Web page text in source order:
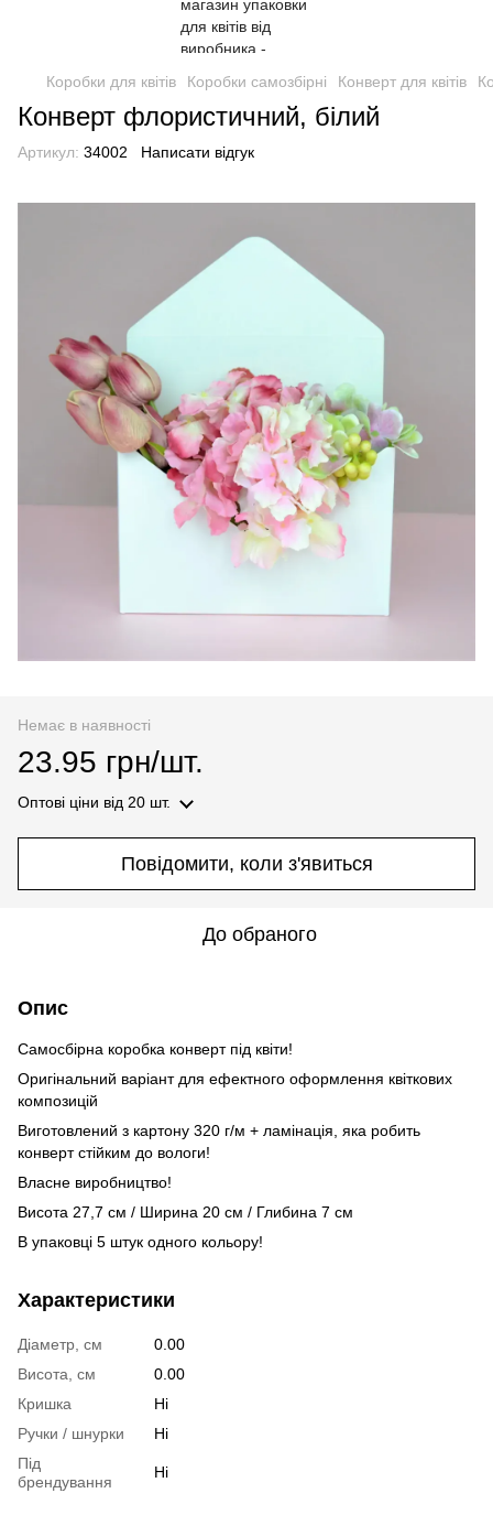
Коробки для квітів Коробки самозбірні Конверт для квітів
Конверт флористичний, білий
Артикул: 34002 Написати відгук
Немає в наявності
23.95 грн/шт.
Оптові ціни від 20 шт.
Повідомити, коли з'явиться
До обраного
Опис
Самосбірна коробка конверт під квіти!
Оригінальний варіант для ефектного оформлення квіткових
композицій
Виготовлений з картону 320 г/м + ламінація, яка робить
конверт стійким до вологи!
Власне виробництво!
Висота 27,7 см / Ширина 20 см / Глибина 7 см
В упаковці 5 штук одного кольору!
Характеристики
Діаметр, см
0.00
Висота, см
0.00
Кришка
Ні
Ручки / шнурки
Ні
Під
брендування
Ні